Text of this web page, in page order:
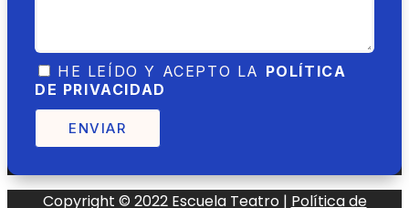
HE LEÍDO Y ACEPTO LA POLÍTICA
DE PRIVACIDAD
ENVIAR
Copyright © 2022 Escuela Teatro | Política de